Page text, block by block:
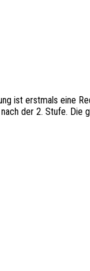
ist erstmals eine
der 2. Stufe. Die